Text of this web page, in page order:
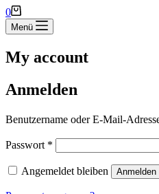
Warenkorb
0
Menü
My account
Anmelden
Benutzername oder E-Mail-
Passwort *
Angemeldet bleiben Anmelden